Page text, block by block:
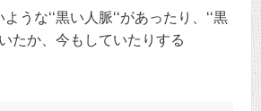
うな‘‘黒い人脈‘‘があったり、‘‘黒
たか、今もしていたりする